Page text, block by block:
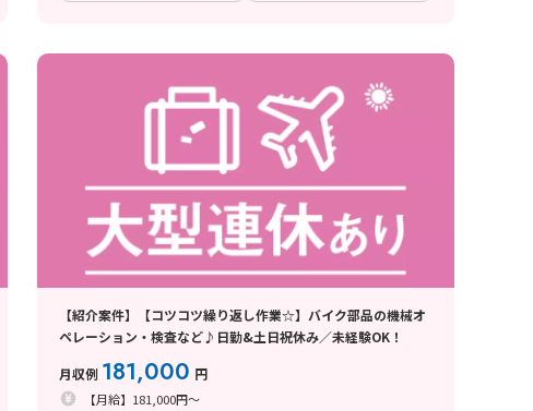
【紹介案件】【コツコツ繰り返し作業☆】バイク部品の機械オ
ペレーション・検査など♪日勤&土日祝休み／未経験OK！
月収例 181,000 円
【月給】181,000円～